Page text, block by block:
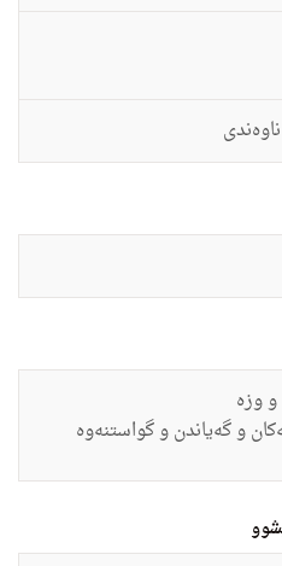
وزه‌
و گه‌یاندن و گواستنه‌وه‌